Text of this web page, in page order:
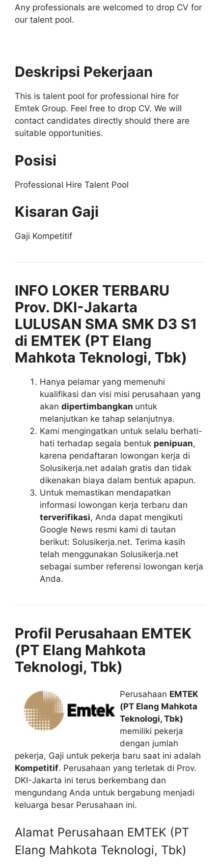
Any professionals are welcomed to drop CV for
our talent pool.
Deskripsi Pekerjaan
This is talent pool for professional hire for
Emtek Group. Feel free to drop CV. We will
contact candidates directly should there are
suitable opportunities.
Posisi
Professional Hire Talent Pool
Kisaran Gaji
Gaji Kompetitif
INFO LOKER TERBARU
Prov. DKI-Jakarta
LULUSAN SMA SMK D3 S1
di EMTEK (PT Elang
Mahkota Teknologi, Tbk)
Hanya pelamar yang memenuhi
kualifikasi dan visi misi perusahaan yang
akan dipertimbangkan untuk
melanjutkan ke tahap selanjutnya.
Kami mengingatkan untuk selalu berhati-
hati terhadap segala bentuk penipuan,
karena pendaftaran lowongan kerja di
Solusikerja.net adalah gratis dan tidak
dikenakan biaya dalam bentuk apapun.
Untuk memastikan mendapatkan
informasi lowongan kerja terbaru dan
terverifikasi, Anda dapat mengikuti
Google News resmi kami di tautan
berikut: Solusikerja.net. Terima kasih
telah menggunakan Solusikerja.net
sebagai sumber referensi lowongan kerja
Anda.
Profil Perusahaan EMTEK
(PT Elang Mahkota
Teknologi, Tbk)
Perusahaan EMTEK
(PT Elang Mahkota
Teknologi, Tbk)
memiliki pekerja
dengan jumlah
pekerja, Gaji untuk pekerja baru saat ini adalah
Kompetitif. Perusahaan yang terletak di Prov.
DKI-Jakarta ini terus berkembang dan
mengundang Anda untuk bergabung menjadi
keluarga besar Perusahaan ini.
Alamat Perusahaan EMTEK (PT
Elang Mahkota Teknologi, Tbk)